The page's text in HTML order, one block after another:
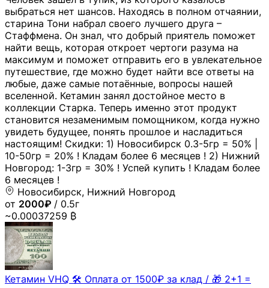
выбраться нет шансов. Находясь в полном отчаянии,
старина Тони набрал своего лучшего друга –
Стаффмена. Он знал, что добрый приятель поможет
найти вещь, которая откроет чертоги разума на
максимум и поможет отправить его в увлекательное
путешествие, где можно будет найти все ответы на
любые, даже самые потаённые, вопросы нашей
вселенной. Кетамин занял достойное место в
коллекции Старка. Теперь именно этот продукт
становится незаменимым помощником, когда нужно
увидеть будущее, понять прошлое и насладиться
настоящим! Скидки: 1) Новосибирск 0.3-5гр = 50% |
10-50гр = 20% ! Кладам более 6 месяцев ! 2) Нижний
Новгород: 1-3гр = 30% ! Успей купить ! Кладам более
6 месяцев !
Новосибирск, Нижний Новгород
от 2000₽ / 0.5г
~0.00037259 ₿
Кетамин VHQ 🛠 Оплата от 1500₽ за клад / 🎁 2+1 =